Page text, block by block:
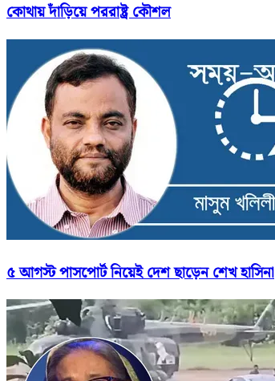
কোথায় দাঁড়িয়ে পররাষ্ট্র কৌশল
৫ আগস্ট পাসপোর্ট নিয়েই দেশ ছাড়েন শেখ হাসিনা